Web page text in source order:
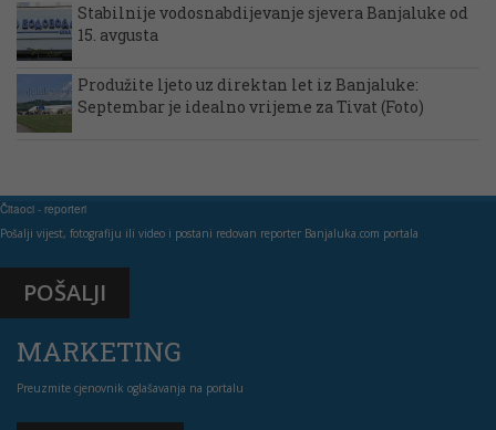
Stabilnije vodosnabdijevanje sjevera Banjaluke od
15. avgusta
Produžite ljeto uz direktan let iz Banjaluke:
Septembar je idealno vrijeme za Tivat (Foto)
Čitaoci - reporteri
Pošalji vijest, fotografiju ili video i postani redovan reporter Banjaluka.com portala
POŠALJI
MARKETING
Preuzmite cjenovnik oglašavanja na portalu